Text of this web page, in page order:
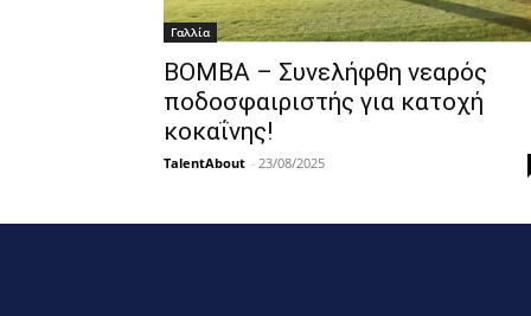
Γαλλία
ΒΟΜΒΑ – Συνελήφθη νεαρός
ποδοσφαιριστής για κατοχή
κοκαΐνης!
TalentAbout - 23/08/2025